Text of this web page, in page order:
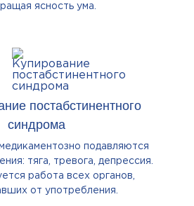
ясность ума.
постабстинентного
синдрома
подавляются
тяга, тревога, депрессия.
работа всех органов,
от употребления.